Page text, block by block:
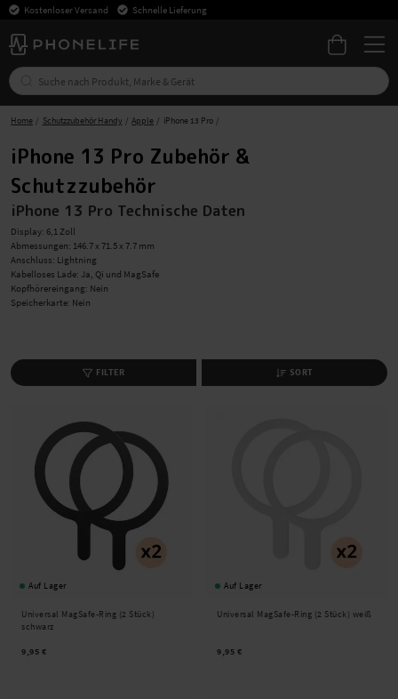
Kostenloser Versand Schnelle Lieferung
Home Schutzzubehör Handy Apple iPhone 13 Pro
iPhone 13 Pro Zubehör &
Schutzzubehör
iPhone 13 Pro Technische Daten
Display: 6,1 Zoll
Abmessungen: 146.7 x 71.5 x 7.7 mm
Anschluss: Lightning
Kabelloses Lade: Ja, Qi und MagSafe
Kopfhörereingang: Nein
Speicherkarte: Nein
FILTER SORT
Auf Lager
Universal MagSafe-Ring (2 Stück)
schwarz
9,95 €
Auf Lager
Universal MagSafe-Ring (2 Stück) weiß
9,95 €